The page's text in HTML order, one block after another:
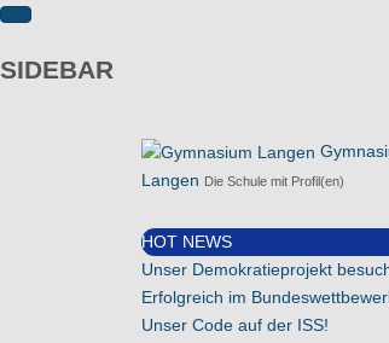
SIDEBAR
Langen Die Schule mit Profil(en)
HOT NEWS
Unser Demokratieprojekt
Erfolgreich im
Unser Code auf der ISS!